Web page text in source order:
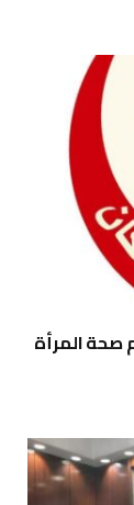
دعم صحة المرأة